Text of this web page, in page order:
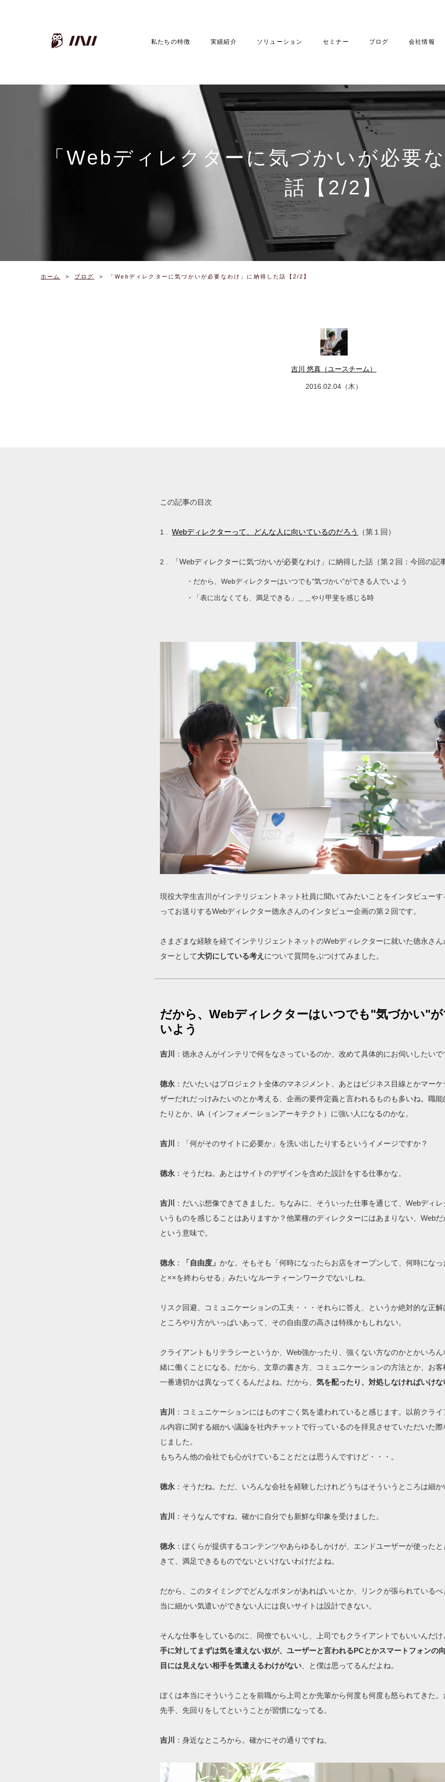
私たちの特徴 実績紹介 ソリューション セミナー ブログ 会社情報
「Webディレクターに気づかいが必要
話【2/2】
ホーム ブログ 「Webディレクターに気づかいが必要なわけ」に納得した話【2/2】
吉川 悠真（ユースチーム）
2016.02.04（木）
この記事の目次
Webディレクターって、どんな人に向いているのだろう （第１回）
「Webディレクターに気づかいが必要なわけ」に納得した話（第２回：今回の記
だから、Webディレクターはいつでも"気づかい"ができる人でいよう
「表に出なくても、満足できる」＿＿やり甲斐を感じる時
現役大学生吉川がインテリジェントネット社員に聞いてみたいことをインタビュー
ってお送りするWebディレクター徳永さんのインタビュー企画の第２回です。
さまざまな経験を経てインテリジェントネットのWebディレクターに就いた徳永さ
ターとして大切にしている考え について質問をぶつけてみました。
だから、Webディレクターはいつでも"気づかい"
いよう
吉川 ：徳永さんがインテリで何をなさっているのか、改めて具体的にお伺いしたいで
徳永 ：だいたいはプロジェクト全体のマネジメント、あとはビジネス目線とかマー
ザーだれだっけみたいのとか考える、企画の要件定義と言われるものも多いね。職
たりとか、IA（インフォメーションアーキテクト）に強い人になるのかな。
吉川 ：「何がそのサイトに必要か」を洗い出したりするというイメージですか？
徳永 ：そうだね。あとはサイトのデザインを含めた設計をする仕事かな。
吉川
：だいぶ想像できてきました。ちなみに、そういった仕事を通じて、Webディ
いうものを感じることはありますか？他業種のディレクターにはあまりない、Web
という意味で。
徳永 ： 「自由度」 かな。そもそも「何時になったらお店をオープンして、何時にな
と××を終わらせる」みたいなルーティーンワークでないしね。
リスク回避、コミュニケーションの工夫・・・それらに答え、というか絶対的な正
ところやり方がいっぱいあって、その自由度の高さは特殊かもしれない。
クライアントもリテラシーというか、Web強かったり、強くない方なのかとかいろ
緒に働くことになる。だから、文章の書き方、コミュニケーションの方法とか、お
一番適切かは異なってくるんだよね。だから、 気を配ったり、対処しなければいけ
吉川
：コミュニケーションにはものすごく気を遣われていると感じます。以前クラ
ル内容に関する細かい議論を社内チャットで行っているのを拝見させていただいた
じました。
もちろん他の会社でも心がけていることだとは思うんですけど・・・。
徳永 ：そうだね。ただ、いろんな会社を経験したけれどうちはそういうところは細
吉川 ：そうなんですね。確かに自分でも新鮮な印象を受けました。
徳永 ：ぼくらが提供するコンテンツやあらゆるしかけが、エンドユーザーが使った
きて、満足できるものでないといけないわけだよね。
だから、このタイミングでどんなボタンがあればいいとか、リンクが張られている
当に細かい気遣いができない人には良いサイトは設計できない。
そんな仕事をしているのに、同僚でもいいし、上司でもクライアントでもいいんだけ
手に対してまずは気を遣えない奴が、ユーザーと言われるPCとかスマートフォンの
目には見えない相手を気遣えるわけがない 、と僕は思ってるんだよね。
ぼくは本当にそういうことを前職から上司とか先輩から何度も何度も怒られてきた
先手、先回りをしてということが習慣になってる。
吉川 ：身近なところから。確かにその通りですね。